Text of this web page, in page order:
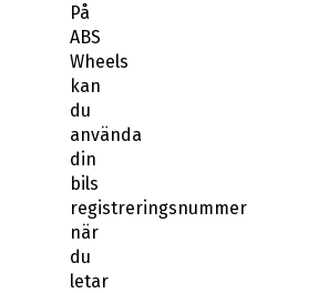
På
ABS
Wheels
kan
du
använda
din
bils
registreringsnummer
när
du
letar